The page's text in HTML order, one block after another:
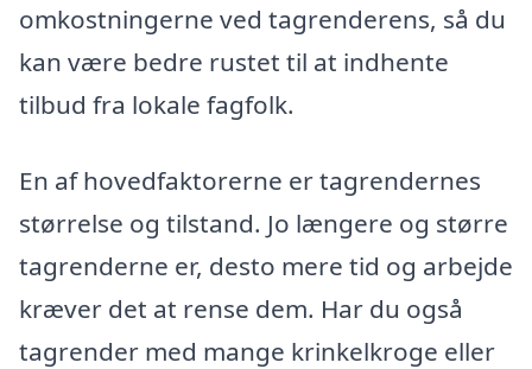
omkostningerne ved tagrenderens, så du
kan være bedre rustet til at indhente
tilbud fra lokale fagfolk.
En af hovedfaktorerne er tagrendernes
størrelse og tilstand. Jo længere og større
tagrenderne er, desto mere tid og arbejde
kræver det at rense dem. Har du også
tagrender med mange krinkelkroge eller